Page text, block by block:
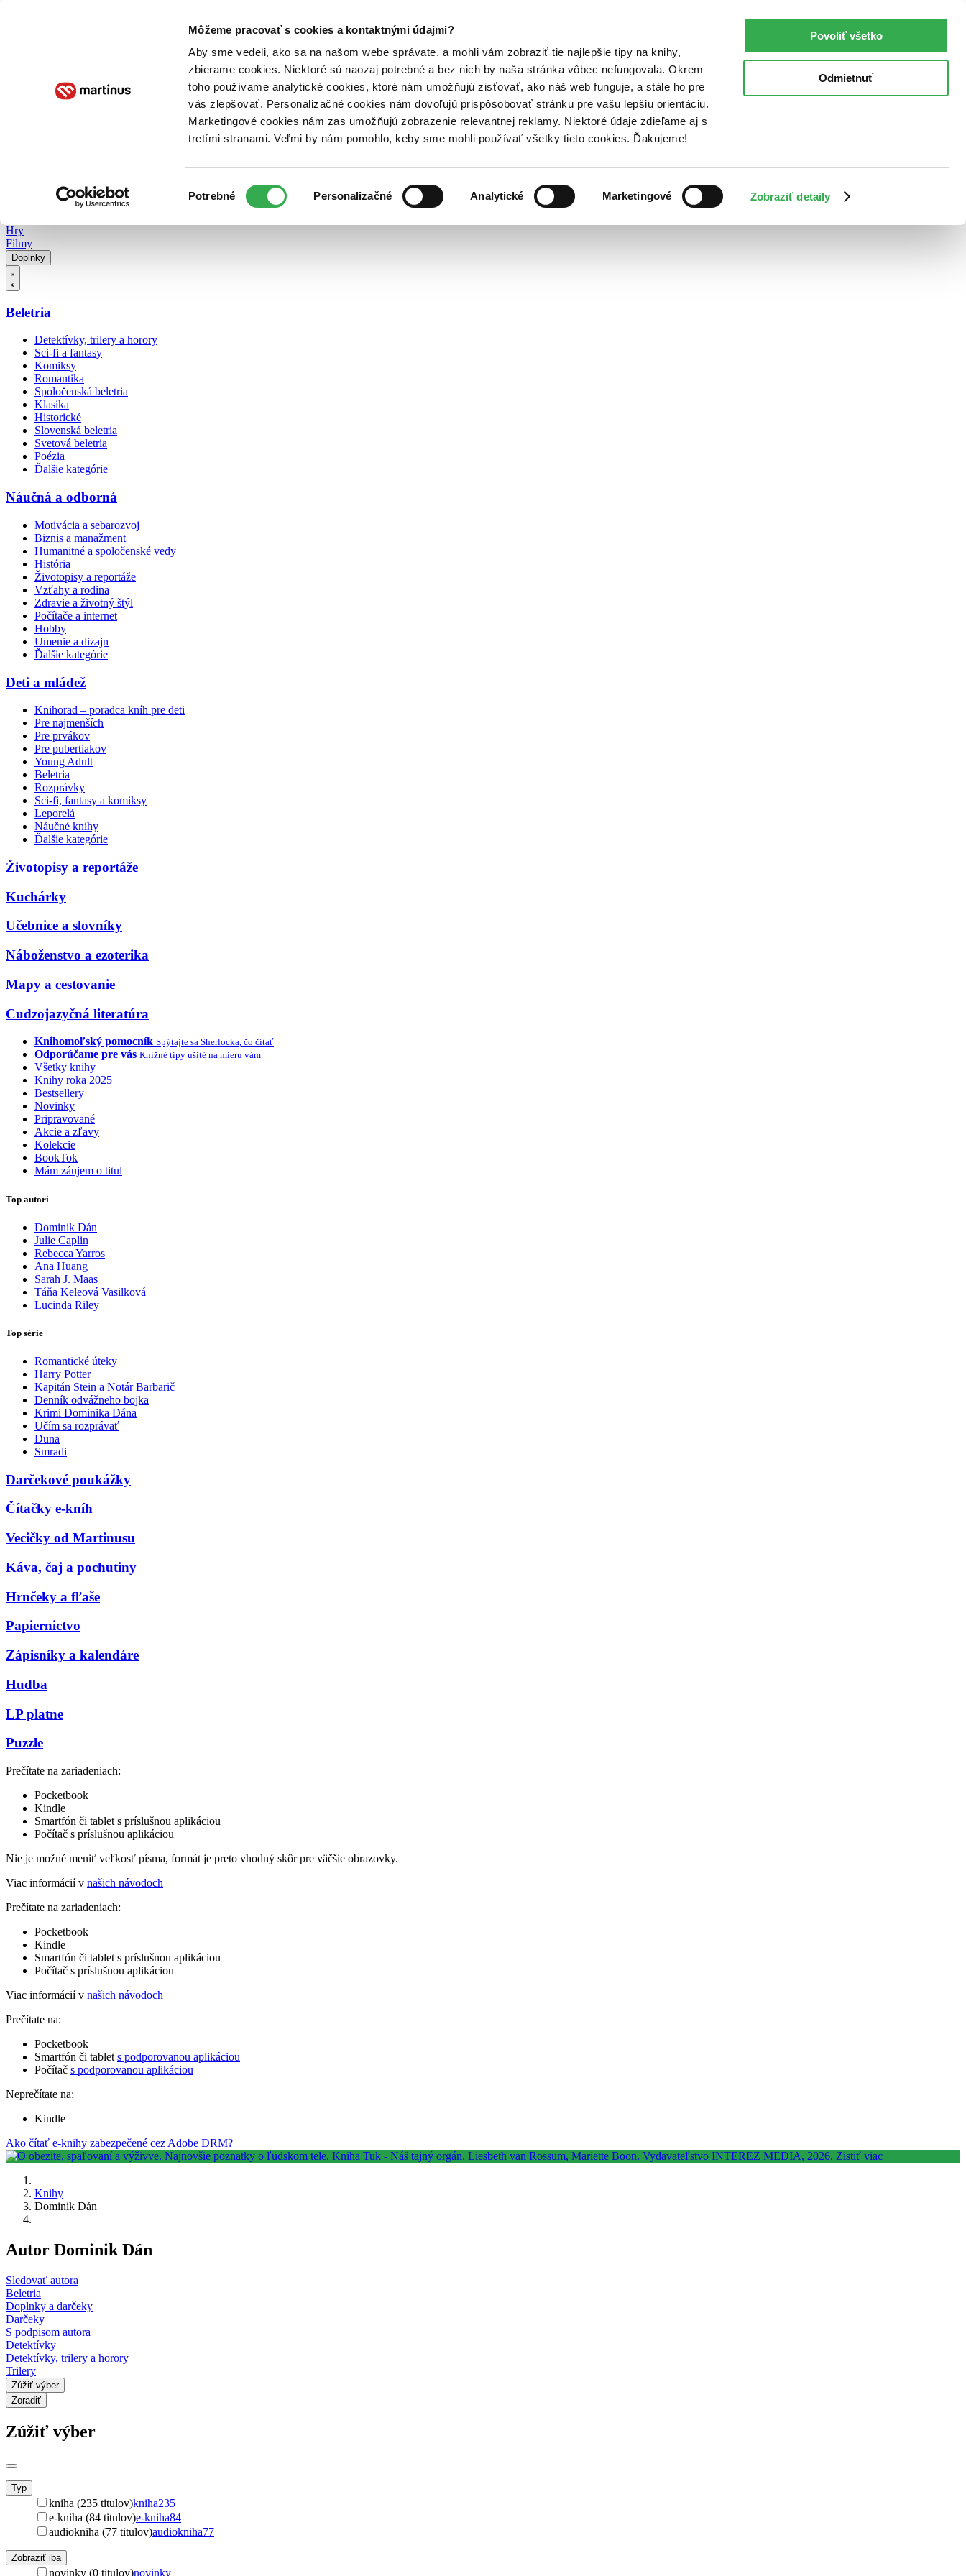
Môžeme pracovať s cookies a kontaktnými údajmi?
Aby sme vedeli, ako sa na našom webe správate, a mohli vám zobraziť tie najlepšie tipy na knihy,
zbierame cookies. Niektoré sú naozaj potrebné a bez nich by naša stránka vôbec nefungovala. Okrem
toho používame analytické cookies, ktoré nám umožňujú zisťovať, ako náš web funguje, a stále ho pre
vás zlepšovať. Personalizačné cookies nám dovoľujú prispôsobovať stránku pre vašu lepšiu orientáciu.
Marketingové cookies nám zas umožňujú zobrazenie relevantnej reklamy. Niektoré údaje zdieľame aj s
tretími stranami. Veľmi by nám pomohlo, keby sme mohli používať všetky tieto cookies. Ďakujeme!
súhlasu
Potrebné Personalizačné Analytické Marketingové Zobraziť detaily
Povoliť všetko
Odmietnuť
Poukážky Kontakt
Hry
Filmy
Doplnky
Beletria
Detektívky, trilery a horory
Sci-fi a fantasy
Komiksy
Romantika
Spoločenská beletria
Klasika
Historické
Slovenská beletria
Svetová beletria
Poézia
Ďalšie kategórie
Náučná a odborná
Motivácia a sebarozvoj
Biznis a manažment
Humanitné a spoločenské vedy
História
Životopisy a reportáže
Vzťahy a rodina
Zdravie a životný štýl
Počítače a internet
Hobby
Umenie a dizajn
Ďalšie kategórie
Deti a mládež
Knihorad – poradca kníh pre deti
Pre najmenších
Pre prvákov
Pre pubertiakov
Young Adult
Beletria
Rozprávky
Sci-fi, fantasy a komiksy
Leporelá
Náučné knihy
Ďalšie kategórie
Životopisy a reportáže
Kuchárky
Učebnice a slovníky
Náboženstvo a ezoterika
Mapy a cestovanie
Cudzojazyčná literatúra
Knihomoľský pomocník Spýtajte sa Sherlocka, čo čítať
Odporúčame pre vás Knižné tipy ušité na mieru vám
Všetky knihy
Knihy roka 2025
Bestsellery
Novinky
Pripravované
Akcie a zľavy
Kolekcie
BookTok
Mám záujem o titul
Top autori
Dominik Dán
Julie Caplin
Rebecca Yarros
Ana Huang
Sarah J. Maas
Táňa Keleová Vasilková
Lucinda Riley
Top série
Romantické úteky
Harry Potter
Kapitán Stein a Notár Barbarič
Denník odvážneho bojka
Krimi Dominika Dána
Učím sa rozprávať
Duna
Smradi
Darčekové poukážky
Čítačky e-kníh
Vecičky od Martinusu
Káva, čaj a pochutiny
Hrnčeky a fľaše
Papiernictvo
Zápisníky a kalendáre
Hudba
LP platne
Puzzle
Prečítate na zariadeniach:
Pocketbook
Kindle
Smartfón či tablet s príslušnou aplikáciou
Počítač s príslušnou aplikáciou
Nie je možné meniť veľkosť písma, formát je preto vhodný skôr pre väčšie obrazovky.
Viac informácií v našich návodoch
Prečítate na zariadeniach:
Pocketbook
Kindle
Smartfón či tablet s príslušnou aplikáciou
Počítač s príslušnou aplikáciou
Viac informácií v našich návodoch
Prečítate na:
Pocketbook
Smartfón či tablet s podporovanou aplikáciou
Počítač s podporovanou aplikáciou
Neprečítate na:
Kindle
Ako čítať e-knihy zabezpečené cez Adobe DRM?
Knihy
Dominik Dán
Autor Dominik Dán
Sledovať autora
Beletria
Doplnky a darčeky
Darčeky
S podpisom autora
Detektívky
Detektívky, trilery a horory
Trilery
Zúžiť výber
Zoradiť
Zúžiť výber
Typ
kniha (235 titulov)kniha235
e-kniha (84 titulov)e-kniha84
audiokniha (77 titulov)audiokniha77
Zobraziť iba
novinky (0 titulov)novinky